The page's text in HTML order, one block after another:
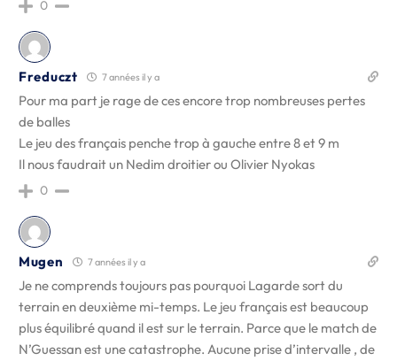
0
Freduczt 7 années il y a
Pour ma part je rage de ces encore trop nombreuses pertes
de balles
Le jeu des français penche trop à gauche entre 8 et 9 m
Il nous faudrait un Nedim droitier ou Olivier Nyokas
0
Mugen 7 années il y a
Je ne comprends toujours pas pourquoi Lagarde sort du
terrain en deuxième mi-temps. Le jeu français est beaucoup
plus équilibré quand il est sur le terrain. Parce que le match de
N’Guessan est une catastrophe. Aucune prise d’intervalle , de